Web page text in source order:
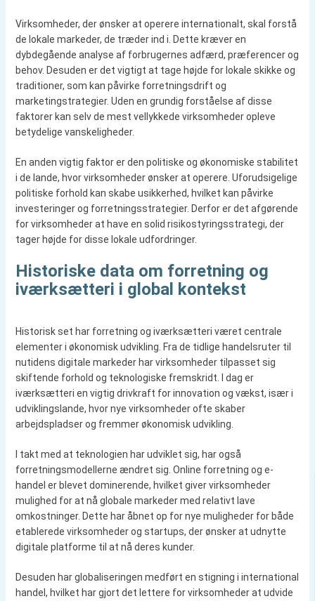
Virksomheder, der ønsker at operere internationalt, skal forstå
de lokale markeder, de træder ind i. Dette kræver en
dybdegående analyse af forbrugernes adfærd, præferencer og
behov. Desuden er det vigtigt at tage højde for lokale skikke og
traditioner, som kan påvirke forretningsdrift og
marketingstrategier. Uden en grundig forståelse af disse
faktorer kan selv de mest vellykkede virksomheder opleve
betydelige vanskeligheder.
En anden vigtig faktor er den politiske og økonomiske stabilitet
i de lande, hvor virksomheder ønsker at operere. Uforudsigelige
politiske forhold kan skabe usikkerhed, hvilket kan påvirke
investeringer og forretningsstrategier. Derfor er det afgørende
for virksomheder at have en solid risikostyringsstrategi, der
tager højde for disse lokale udfordringer.
Historiske data om forretning og
iværksætteri i global kontekst
Historisk set har forretning og iværksætteri været centrale
elementer i økonomisk udvikling. Fra de tidlige handelsruter til
nutidens digitale markeder har virksomheder tilpasset sig
skiftende forhold og teknologiske fremskridt. I dag er
iværksætteri en vigtig drivkraft for innovation og vækst, især i
udviklingslande, hvor nye virksomheder ofte skaber
arbejdspladser og fremmer økonomisk udvikling.
I takt med at teknologien har udviklet sig, har også
forretningsmodellerne ændret sig. Online forretning og e-
handel er blevet dominerende, hvilket giver virksomheder
mulighed for at nå globale markeder med relativt lave
omkostninger. Dette har åbnet op for nye muligheder for både
etablerede virksomheder og startups, der ønsker at udnytte
digitale platforme til at nå deres kunder.
Desuden har globaliseringen medført en stigning i international
handel, hvilket har gjort det lettere for virksomheder at udvide